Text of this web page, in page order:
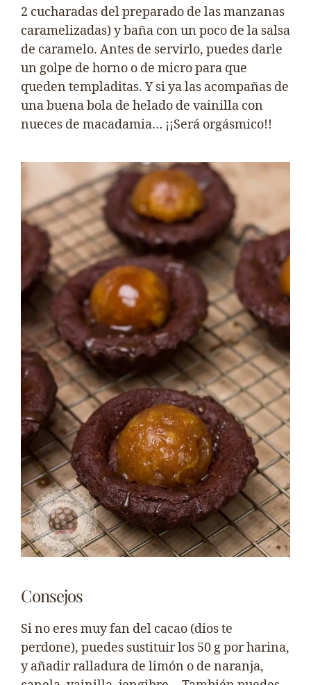
2 cucharadas del preparado de las manzanas
caramelizadas) y baña con un poco de la salsa
de caramelo. Antes de servirlo, puedes darle
un golpe de horno o de micro para que
queden templaditas. Y si ya las acompañas de
una buena bola de helado de vainilla con
nueces de macadamia… ¡¡Será orgásmico!!
Consejos
Si no eres muy fan del cacao (dios te
perdone), puedes sustituir los 50 g por harina,
y añadir ralladura de limón o de naranja,